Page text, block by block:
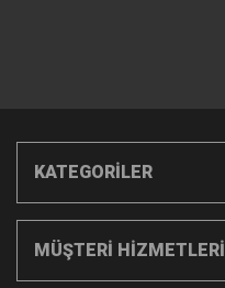
KATEGORİLER
MÜŞTERİ HİZMETLERİ